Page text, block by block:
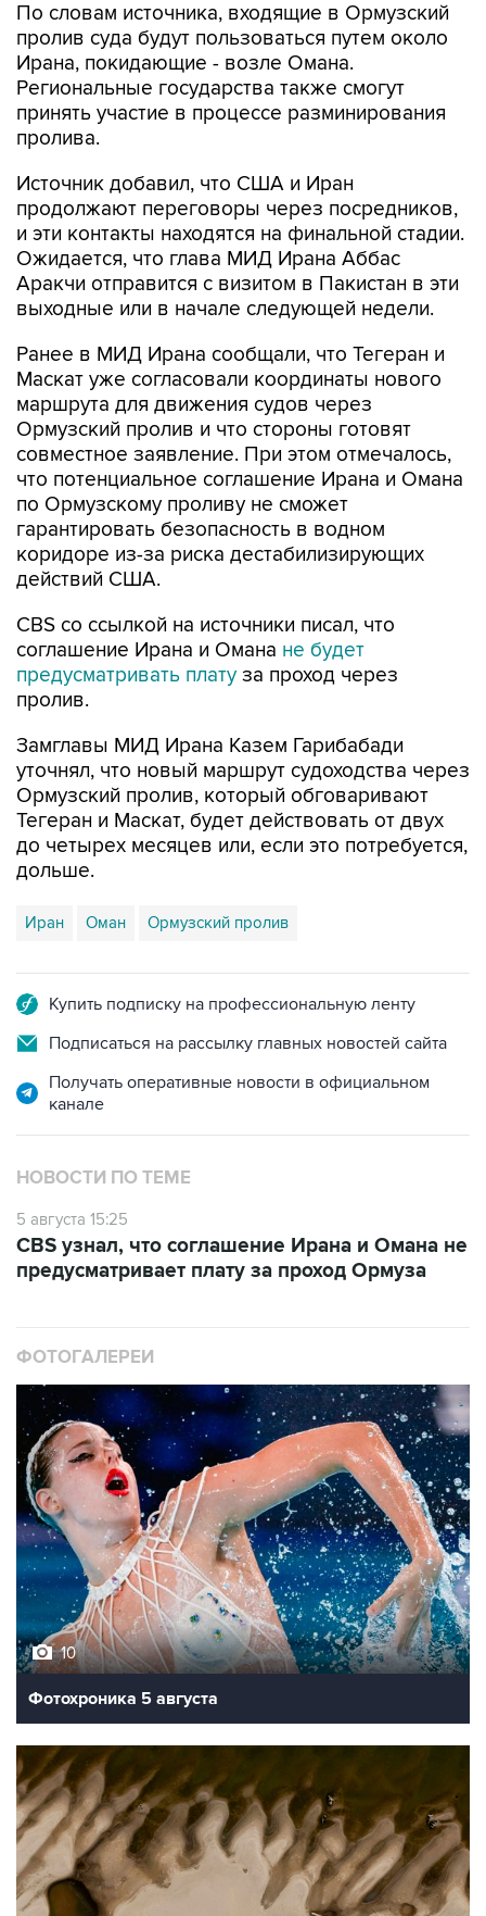
По словам источника, входящие в Ормузский
пролив суда будут пользоваться путем около
Ирана, покидающие - возле Омана.
Региональные государства также смогут
принять участие в процессе разминирования
пролива.
Источник добавил, что США и Иран
продолжают переговоры через посредников,
и эти контакты находятся на финальной стадии.
Ожидается, что глава МИД Ирана Аббас
Аракчи отправится с визитом в Пакистан в эти
выходные или в начале следующей недели.
Ранее в МИД Ирана сообщали, что Тегеран и
Маскат уже согласовали координаты нового
маршрута для движения судов через
Ормузский пролив и что стороны готовят
совместное заявление. При этом отмечалось,
что потенциальное соглашение Ирана и Омана
по Ормузскому проливу не сможет
гарантировать безопасность в водном
коридоре из-за риска дестабилизирующих
действий США.
CBS со ссылкой на источники писал, что
соглашение Ирана и Омана не будет
предусматривать плату за проход через
пролив.
Замглавы МИД Ирана Казем Гарибабади
уточнял, что новый маршрут судоходства через
Ормузский пролив, который обговаривают
Тегеран и Маскат, будет действовать от двух
до четырех месяцев или, если это потребуется,
дольше.
Иран Оман Ормузский пролив
Купить подписку на профессиональную ленту
Подписаться на рассылку главных новостей сайта
Получать оперативные новости в официальном
канале
НОВОСТИ ПО ТЕМЕ
5 августа 15:25
CBS узнал, что соглашение Ирана и Омана не
предусматривает плату за проход Ормуза
ФОТОГАЛЕРЕИ
10
Фотохроника 5 августа